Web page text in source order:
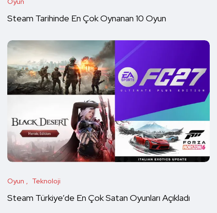
Steam Tarihinde En Çok Oynanan 10 Oyun
Oyun Teknoloji
Steam Türkiye’de En Çok Satan Oyunları Açıkladı